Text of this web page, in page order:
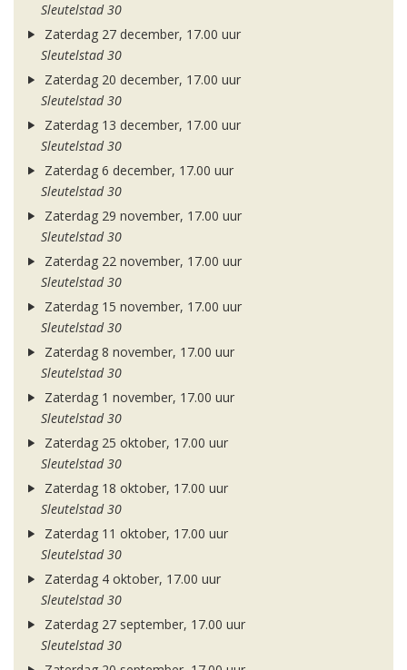
Sleutelstad 30
Zaterdag 27 december, 17.00 uur
Sleutelstad 30
Zaterdag 20 december, 17.00 uur
Sleutelstad 30
Zaterdag 13 december, 17.00 uur
Sleutelstad 30
Zaterdag 6 december, 17.00 uur
Sleutelstad 30
Zaterdag 29 november, 17.00 uur
Sleutelstad 30
Zaterdag 22 november, 17.00 uur
Sleutelstad 30
Zaterdag 15 november, 17.00 uur
Sleutelstad 30
Zaterdag 8 november, 17.00 uur
Sleutelstad 30
Zaterdag 1 november, 17.00 uur
Sleutelstad 30
Zaterdag 25 oktober, 17.00 uur
Sleutelstad 30
Zaterdag 18 oktober, 17.00 uur
Sleutelstad 30
Zaterdag 11 oktober, 17.00 uur
Sleutelstad 30
Zaterdag 4 oktober, 17.00 uur
Sleutelstad 30
Zaterdag 27 september, 17.00 uur
Sleutelstad 30